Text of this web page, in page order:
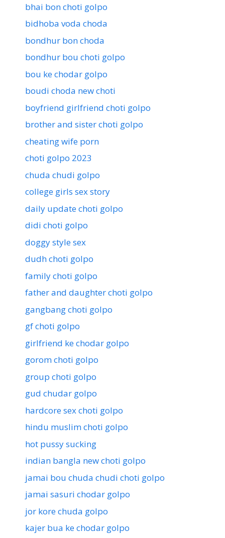
bhai bon choti golpo
bidhoba voda choda
bondhur bon choda
bondhur bou choti golpo
bou ke chodar golpo
boudi choda new choti
boyfriend girlfriend choti golpo
brother and sister choti golpo
cheating wife porn
choti golpo 2023
chuda chudi golpo
college girls sex story
daily update choti golpo
didi choti golpo
doggy style sex
dudh choti golpo
family choti golpo
father and daughter choti golpo
gangbang choti golpo
gf choti golpo
girlfriend ke chodar golpo
gorom choti golpo
group choti golpo
gud chudar golpo
hardcore sex choti golpo
hindu muslim choti golpo
hot pussy sucking
indian bangla new choti golpo
jamai bou chuda chudi choti golpo
jamai sasuri chodar golpo
jor kore chuda golpo
kajer bua ke chodar golpo